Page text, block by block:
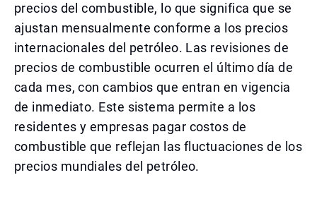
precios del combustible, lo que significa que se
ajustan mensualmente conforme a los precios
internacionales del petróleo. Las revisiones de
precios de combustible ocurren el último día de
cada mes, con cambios que entran en vigencia
de inmediato. Este sistema permite a los
residentes y empresas pagar costos de
combustible que reflejan las fluctuaciones de los
precios mundiales del petróleo.